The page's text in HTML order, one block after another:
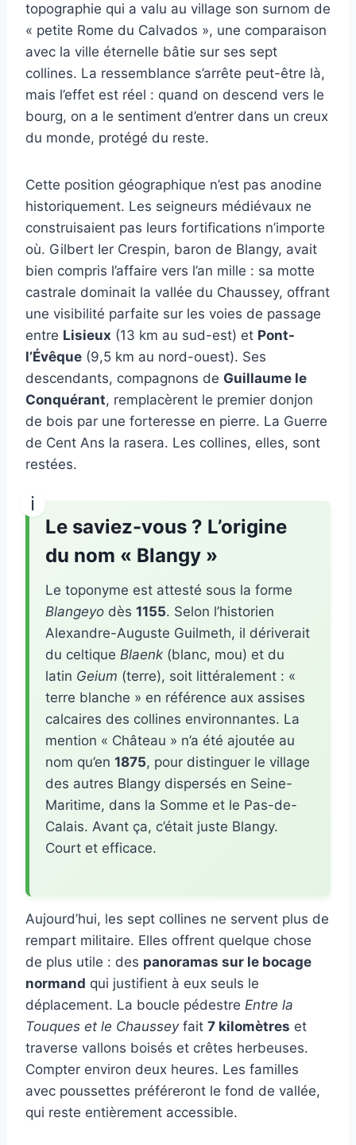
topographie qui a valu au village son surnom de
« petite Rome du Calvados », une comparaison
avec la ville éternelle bâtie sur ses sept
collines. La ressemblance s’arrête peut-être là,
mais l’effet est réel : quand on descend vers le
bourg, on a le sentiment d’entrer dans un creux
du monde, protégé du reste.
Cette position géographique n’est pas anodine
historiquement. Les seigneurs médiévaux ne
construisaient pas leurs fortifications n’importe
où. Gilbert Ier Crespin, baron de Blangy, avait
bien compris l’affaire vers l’an mille : sa motte
castrale dominait la vallée du Chaussey, offrant
une visibilité parfaite sur les voies de passage
entre Lisieux (13 km au sud-est) et Pont-
l’Évêque (9,5 km au nord-ouest). Ses
descendants, compagnons de Guillaume le
Conquérant, remplacèrent le premier donjon
de bois par une forteresse en pierre. La Guerre
de Cent Ans la rasera. Les collines, elles, sont
restées.
Le saviez-vous ? L’origine
du nom « Blangy »
Le toponyme est attesté sous la forme
Blangeyo dès 1155. Selon l’historien
Alexandre-Auguste Guilmeth, il dériverait
du celtique Blaenk (blanc, mou) et du
latin Geium (terre), soit littéralement : «
terre blanche » en référence aux assises
calcaires des collines environnantes. La
mention « Château » n’a été ajoutée au
nom qu’en 1875, pour distinguer le village
des autres Blangy dispersés en Seine-
Maritime, dans la Somme et le Pas-de-
Calais. Avant ça, c’était juste Blangy.
Court et efficace.
Aujourd’hui, les sept collines ne servent plus de
rempart militaire. Elles offrent quelque chose
de plus utile : des panoramas sur le bocage
normand qui justifient à eux seuls le
déplacement. La boucle pédestre Entre la
Touques et le Chausseyfait 7 kilomètres et
traverse vallons boisés et crêtes herbeuses.
Compter environ deux heures. Les familles
avec poussettes préféreront le fond de vallée,
qui reste entièrement accessible.